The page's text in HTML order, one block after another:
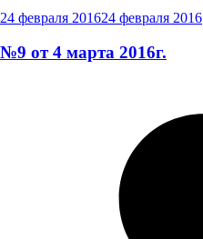
24 февраля 201624 февраля 2016
№9 от 4 марта 2016г.